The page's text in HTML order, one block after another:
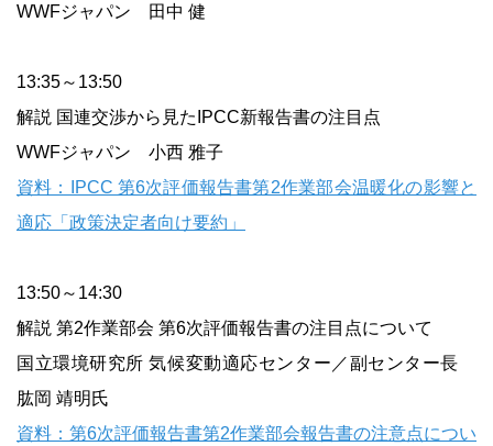
WWFジャパン 田中 健
13:35～13:50
解説 国連交渉から見たIPCC新報告書の注目点
WWFジャパン 小西 雅子
資料：IPCC 第6次評価報告書第2作業部会温暖化の影響と
適応「政策決定者向け要約」
13:50～14:30
解説 第2作業部会 第6次評価報告書の注目点について
国立環境研究所 気候変動適応センター／副センター長
肱岡 靖明氏
資料：第6次評価報告書第2作業部会報告書の注意点につい